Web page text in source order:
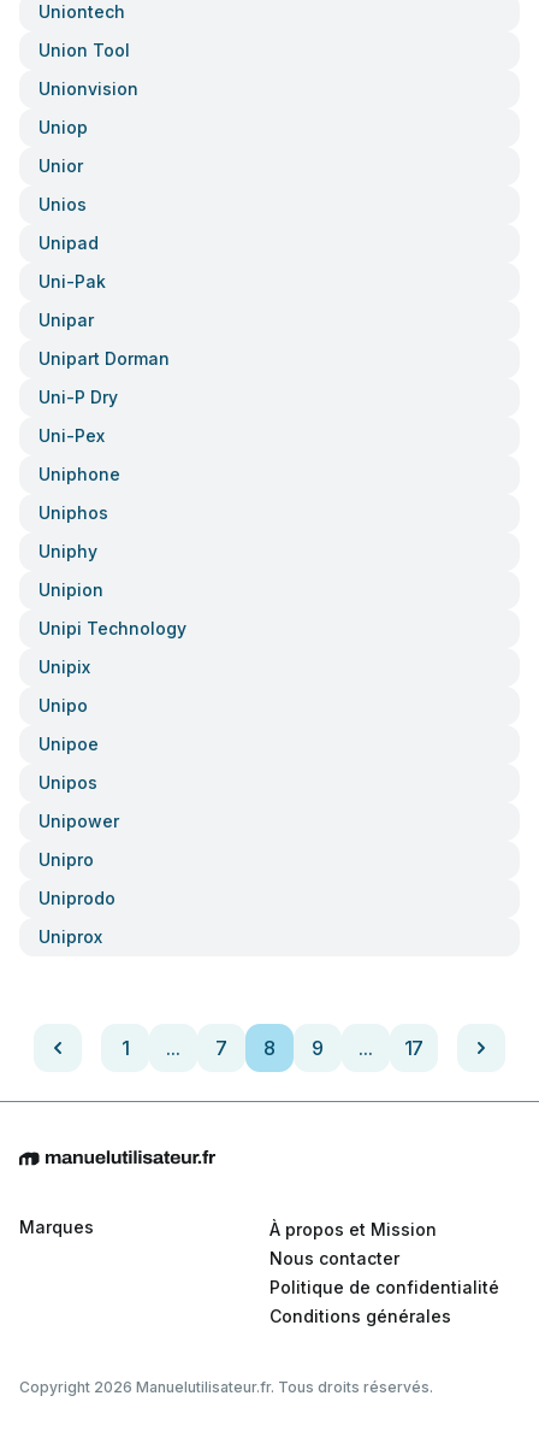
Uniontech
Union Tool
Unionvision
Uniop
Unior
Unios
Unipad
Uni-Pak
Unipar
Unipart Dorman
Uni-P Dry
Uni-Pex
Uniphone
Uniphos
Uniphy
Unipion
Unipi Technology
Unipix
Unipo
Unipoe
Unipos
Unipower
Unipro
Uniprodo
Uniprox
1 ... 7 8 9 ... 17
Marques
À propos et Mission
Nous contacter
Politique de confidentialité
Conditions générales
Copyright 2026 Manuelutilisateur.fr. Tous droits réservés.